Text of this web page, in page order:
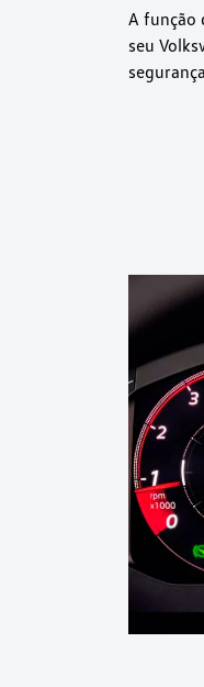
A função
seu